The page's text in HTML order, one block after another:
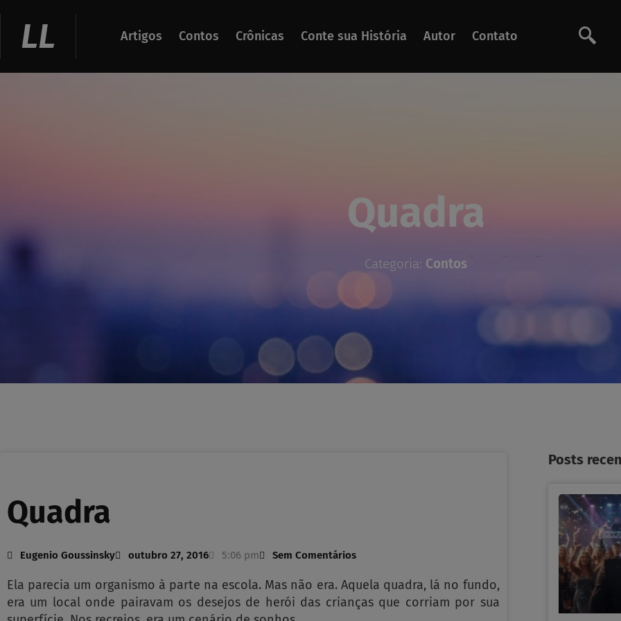
conteúdo
LL Artigos Contos Crônicas Conte sua História Autor Contato
Quadra
Categoria: Contos
Quadra
Eugenio Goussinsky outubro 27, 2016 5:06 pm Sem Comentários
Ela parecia um organismo à parte na escola. Mas não era. Aquela quadra, lá no fundo,
era um local onde pairavam os desejos de herói das crianças que corriam por sua
Posts